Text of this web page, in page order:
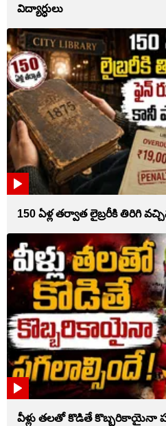
విద్యార్ధులు
150 ఏళ్ల తర్వాత లైబ్రరీకి తిరిగి
వీళ్లు తలతో కొడితే కొబ్బరికాయైనా